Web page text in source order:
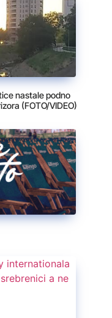
nastale podno
(FOTO/VIDEO)